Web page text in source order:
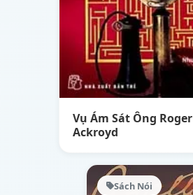
Vụ Ám Sát Ông Roger
Ackroyd
Sách Nói